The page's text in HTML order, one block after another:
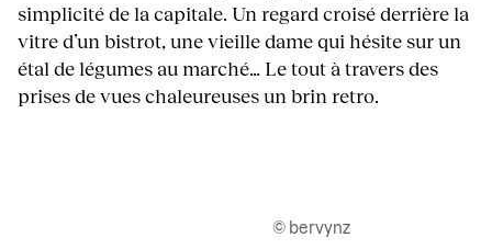
simplicité de la capitale. Un regard croisé derrière la
vitre d’un bistrot, une vieille dame qui hésite sur un
étal de légumes au marché… Le tout à travers des
prises de vues chaleureuses un brin retro.
© bervynz